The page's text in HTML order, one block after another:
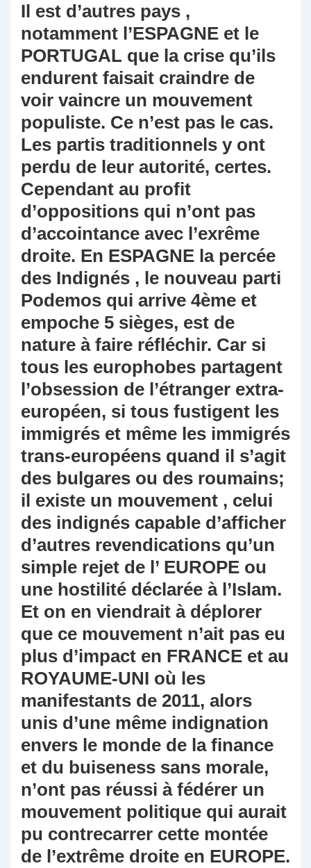
Il est d’autres pays ,
notamment l’ESPAGNE et le
PORTUGAL que la crise qu’ils
endurent faisait craindre de
voir vaincre un mouvement
populiste. Ce n’est pas le cas.
Les partis traditionnels y ont
perdu de leur autorité, certes.
Cependant au profit
d’oppositions qui n’ont pas
d’accointance avec l’exrême
droite. En ESPAGNE la percée
des Indignés , le nouveau parti
Podemos qui arrive 4ème et
empoche 5 sièges, est de
nature à faire réfléchir. Car si
tous les europhobes partagent
l’obsession de l’étranger extra-
européen, si tous fustigent les
immigrés et même les immigrés
trans-européens quand il s’agit
des bulgares ou des roumains;
il existe un mouvement , celui
des indignés capable d’afficher
d’autres revendications qu’un
simple rejet de l’ EUROPE ou
une hostilité déclarée à l’Islam.
Et on en viendrait à déplorer
que ce mouvement n’ait pas eu
plus d’impact en FRANCE et au
ROYAUME-UNI où les
manifestants de 2011, alors
unis d’une même indignation
envers le monde de la finance
et du buiseness sans morale,
n’ont pas réussi à fédérer un
mouvement politique qui aurait
pu contrecarrer cette montée
de l’extrême droite en EUROPE.